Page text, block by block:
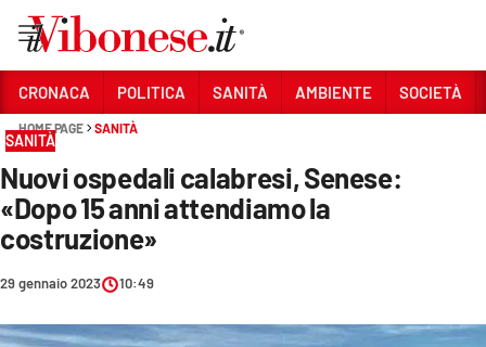
Sezioni
CRONACA
POLITICA
CRONACA POLITICA SANITÀ AMBIENTE SOCIETÀ
HOME PAGE SANITÀ
SANITÀ
Nuovi ospedali calabresi, Senese:
«Dopo 15 anni attendiamo la
costruzione»
29 gennaio 2023 10:49